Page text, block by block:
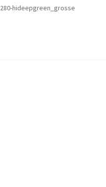
280-hideepgreen_grosse